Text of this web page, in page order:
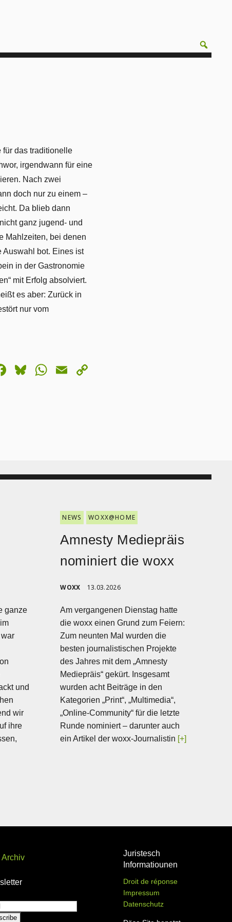
für das traditionelle
irgendwann für eine
Nach zwei
doch nur zu einem –
Da blieb dann
ganz jugend- und
Mahlzeiten, bei denen
Auswahl bot. Eines ist
in der Gastronomie
mit Erfolg absolviert.
es aber: Zurück in
nur vom
Facebook
Bluesky
WhatsApp
Email
ganze
und
wir
ihre
NEWS WOXX@HOME
Amnesty Mediepräis
nominiert die woxx
WOXX 13.03.2026
Am vergangenen Dienstag hatte
die woxx einen Grund zum Feiern:
Zum neunten Mal wurden die
besten journalistischen Projekte
des Jahres mit dem „Amnesty
Mediepräis“ gekürt. Insgesamt
wurden acht Beiträge in den
Kategorien „Print“, „Multimedia“,
„Online-Community“ für die letzte
Runde nominiert – darunter auch
ein Artikel der woxx-Journalistin [+]
Archiv
Juristesch
Informatiounen
Droit de réponse
Impressum
Datenschutz